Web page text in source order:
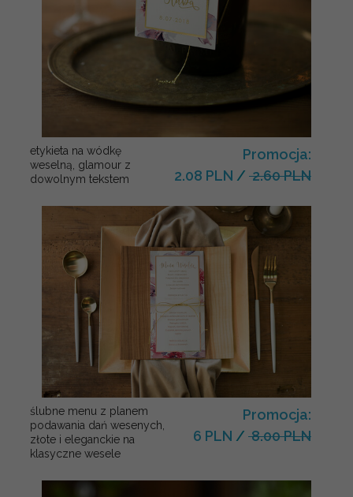
etykieta na wódkę
weselną, glamour z
dowolnym tekstem
Promocja:
2.08 PLN / 2.60 PLN
ślubne menu z planem
podawania dań wesenych,
złote i eleganckie na
klasyczne wesele
Promocja:
6 PLN / 8.00 PLN